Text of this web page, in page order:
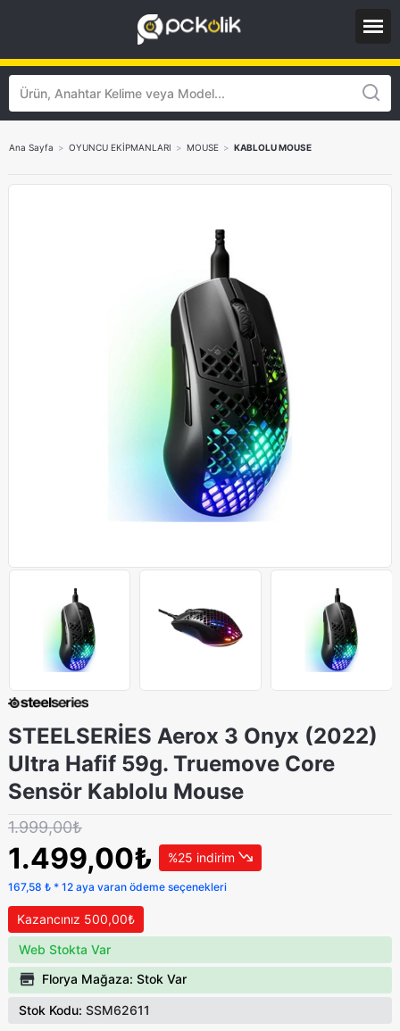
Ana Sayfa > OYUNCU EKİPMANLARI > MOUSE > KABLOLU MOUSE
STEELSERİES Aerox 3 Onyx (2022)
Ultra Hafif 59g. Truemove Core
Sensör Kablolu Mouse
1.999,00₺
1.499,00₺ %25 indirim
167,58 ₺ * 12 aya varan ödeme seçenekleri
Kazancınız 500,00₺
Web Stokta Var
Florya Mağaza: Stok Var
Stok Kodu: SSM62611